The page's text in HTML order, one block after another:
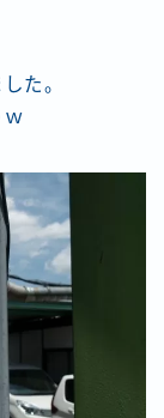
た。